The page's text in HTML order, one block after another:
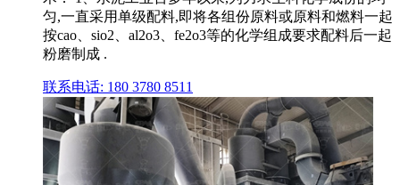
匀,一直采用单级配料,即将各组份原料或原料和燃料一起
按cao、sio2、al2o3、fe2o3等的化学组成要求配料后一起
粉磨制成 .
联系电话: 180 3780 8511